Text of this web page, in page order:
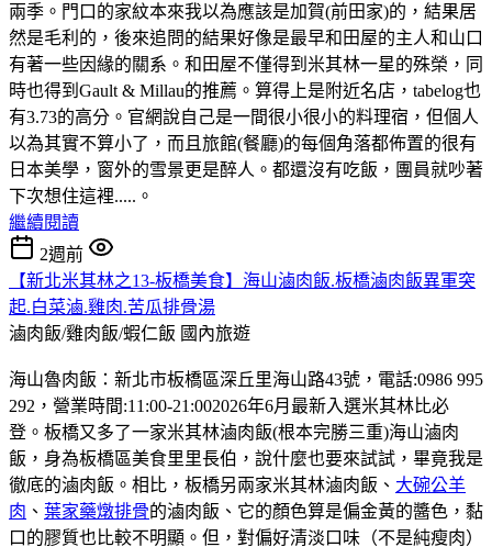
兩季。門口的家紋本來我以為應該是加賀(前田家)的，結果居
然是毛利的，後來追問的結果好像是最早和田屋的主人和山口
有著一些因緣的關系。和田屋不僅得到米其林一星的殊榮，同
時也得到Gault & Millau的推薦。算得上是附近名店，tabelog也
有3.73的高分。官網說自己是一間很小很小的料理宿，但個人
以為其實不算小了，而且旅館(餐廳)的每個角落都佈置的很有
日本美學，窗外的雪景更是醉人。都還沒有吃飯，團員就吵著
下次想住這裡.....。
繼續閱讀
2週前
【新北米其林之13-板橋美食】海山滷肉飯.板橋滷肉飯異軍突
起.白菜滷.雞肉.苦瓜排骨湯
滷肉飯/雞肉飯/蝦仁飯 國內旅遊
海山魯肉飯：新北市板橋區深丘里海山路43號，電話:0986 995
292，營業時間:11:00-21:002026年6月最新入選米其林比必
登。板橋又多了一家米其林滷肉飯(根本完勝三重)海山滷肉
飯，身為板橋區美食里里長伯，說什麼也要來試試，畢竟我是
徹底的滷肉飯。相比，板橋另兩家米其林滷肉飯、 大碗公羊
肉 、 葉家藥燉排骨的滷肉飯、它的顏色算是偏金黃的醬色，黏
口的膠質也比較不明顯。但，對偏好清淡口味（不是純瘦肉）